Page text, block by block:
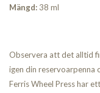
Mängd: 38 ml
Observera att det alltid
igen din reservoarpenna
Ferris Wheel Press har